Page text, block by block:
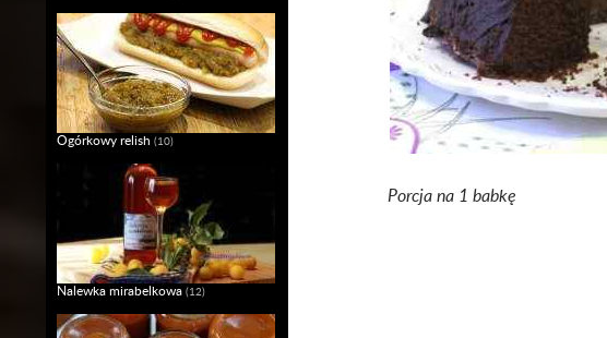
Porcja na 1 babkę
Ogórkowy relish (10)
Nalewka mirabelkowa (12)